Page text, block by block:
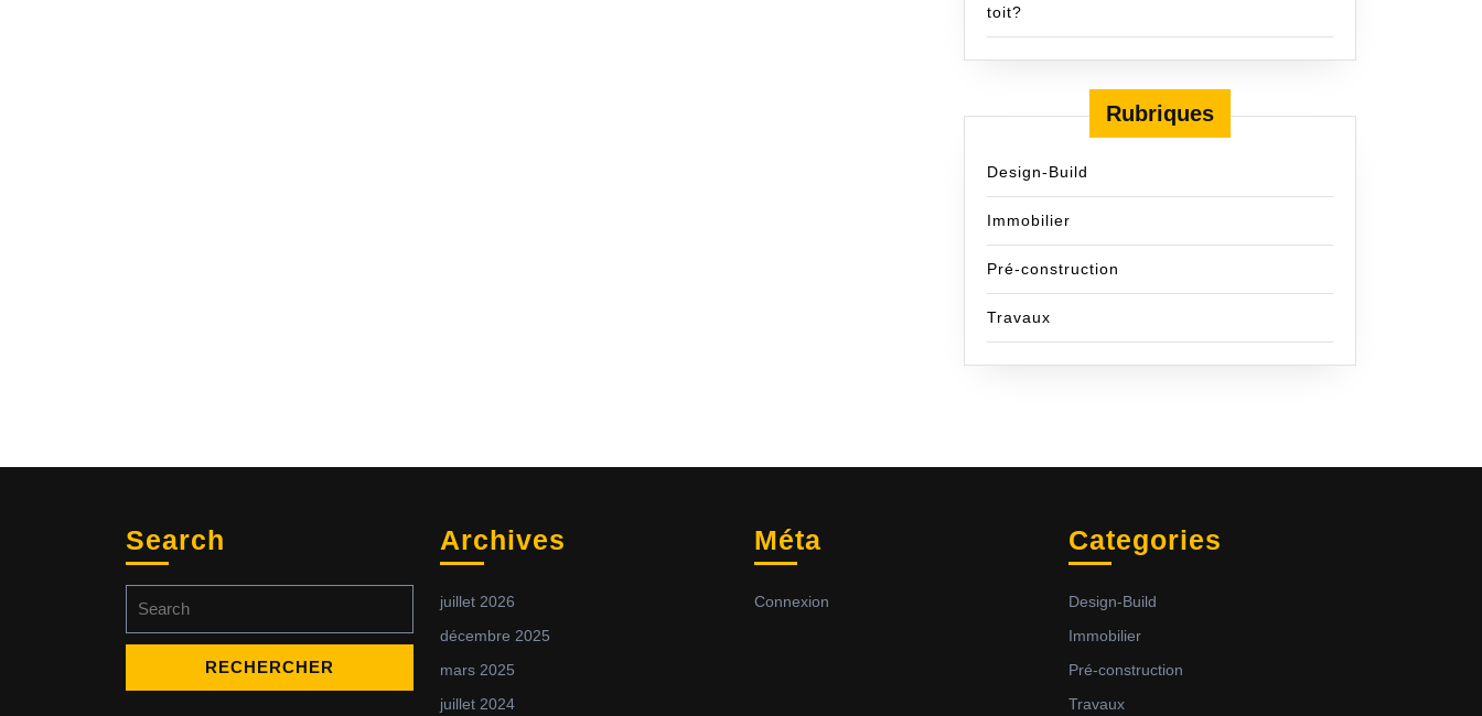
toit?
Rubriques
Design-Build
Immobilier
Pré-construction
Travaux
Search
for:
Archives
juillet 2026
décembre 2025
mars 2025
juillet 2024
Méta
Connexion
Categories
Design-Build
Immobilier
Pré-construction
Travaux